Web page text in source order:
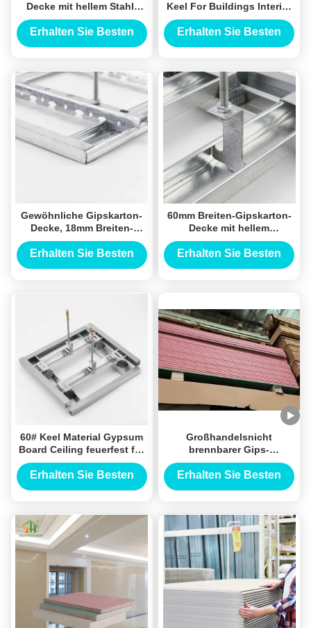
Decke mit hellem Stahl-
Keel Material
Erhalten Sie Besten
Keel For Buildings Interior
Decoration des Licht-50#
Erhalten Sie Besten
Gewöhnliche Gipskarton-
Decke, 18mm Breiten-
Licht-Stahlkiel Soem
Erhalten Sie Besten
60mm Breiten-Gipskarton-
Decke mit hellem
galvanisiertem
Stahlmaterial
Erhalten Sie Besten
60# Keel Material Gypsum
Board Ceiling feuerfest für
Handelswohngebäude
Erhalten Sie Besten
Großhandelsnicht
brennbarer Gips-
Innenkern-feuerbeständige
Fasergipsplatte der
Erhalten Sie Besten